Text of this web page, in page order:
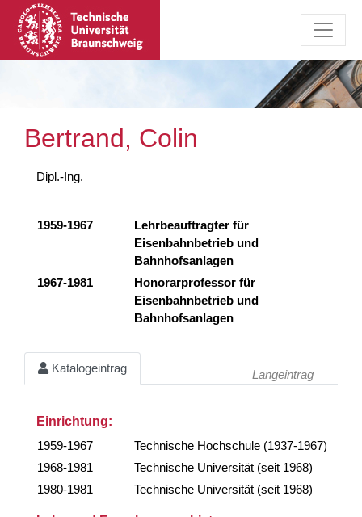
Bertrand, Colin
Dipl.-Ing.
1959-1967
Lehrbeauftragter für
Eisenbahnbetrieb und
Bahnhofsanlagen
1967-1981
Honorarprofessor für
Eisenbahnbetrieb und
Bahnhofsanlagen
Katalogeintrag Langeintrag
Einrichtung:
1959-1967
Technische Hochschule (1937-1967)
1968-1981
Technische Universität (seit 1968)
1980-1981
Technische Universität (seit 1968)